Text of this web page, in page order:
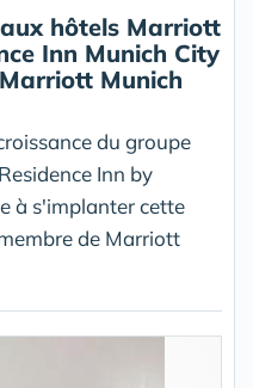
hôtels Marriott
Inn Munich City
Munich
du groupe
Inn by
à s'implanter cette
de Marriott